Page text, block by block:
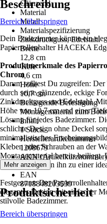
Glänzend
Material
Metall
Materialspezifizierung
Zinkdruckguss, Edelstahl
Breite
12,8 cm
Tiefe
4,6 cm
Höhe
10,7 cm
Beiliegende Befestigung
Montagematerial zum
Inhalt
1 Stück
Herstellerartikelnummer
1208679
AKN (Artikelkurznummer)
2F6N
EAN
8718848203539
Beschreibung
Bereich überspringen
Dein Badezimmer könnte ein
Papierrollenhalter HACEKA
Produktmerkmale des
Chrom
Darum solltest Du zugreifen:
durch seine glänzende, eckige
Zinkdruckguss und Edelstahl.
Höhe von 10,7 cm und einer
Lösung für jedes Badezimmer.
schlichte Design ohne Deckel
minimalistisches
Kleben oder Schrauben an der
Montagematerial bereits
Montage machen ihn zu einer
Festgezurrt: Der
elegantes Design mit einfacher
stilvolle Badezimmer.
Mehr anzeigen
Produktsicherheit
Bereich überspringen